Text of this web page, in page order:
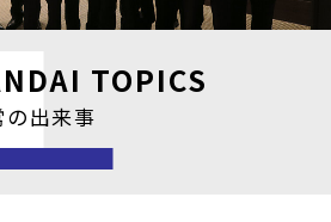
TOPICS
の出来事